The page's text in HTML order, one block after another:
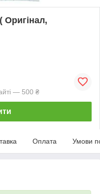
Оригінал,
— 500 ₴
Оплата Умови